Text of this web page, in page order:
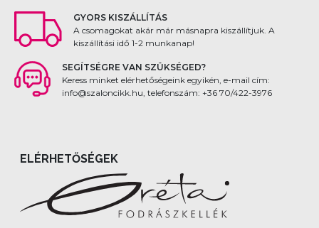
GYORS KISZÁLLÍTÁS
A csomagokat akár már másnapra kiszállítjuk. A
kiszállítási idő 1-2 munkanap!
SEGÍTSÉGRE VAN SZÜKSÉGED?
Keress minket elérhetőségeink egyikén, e-mail cím:
info@szaloncikk.hu, telefonszám: +36 70/422-3976
ELÉRHETŐSÉGEK